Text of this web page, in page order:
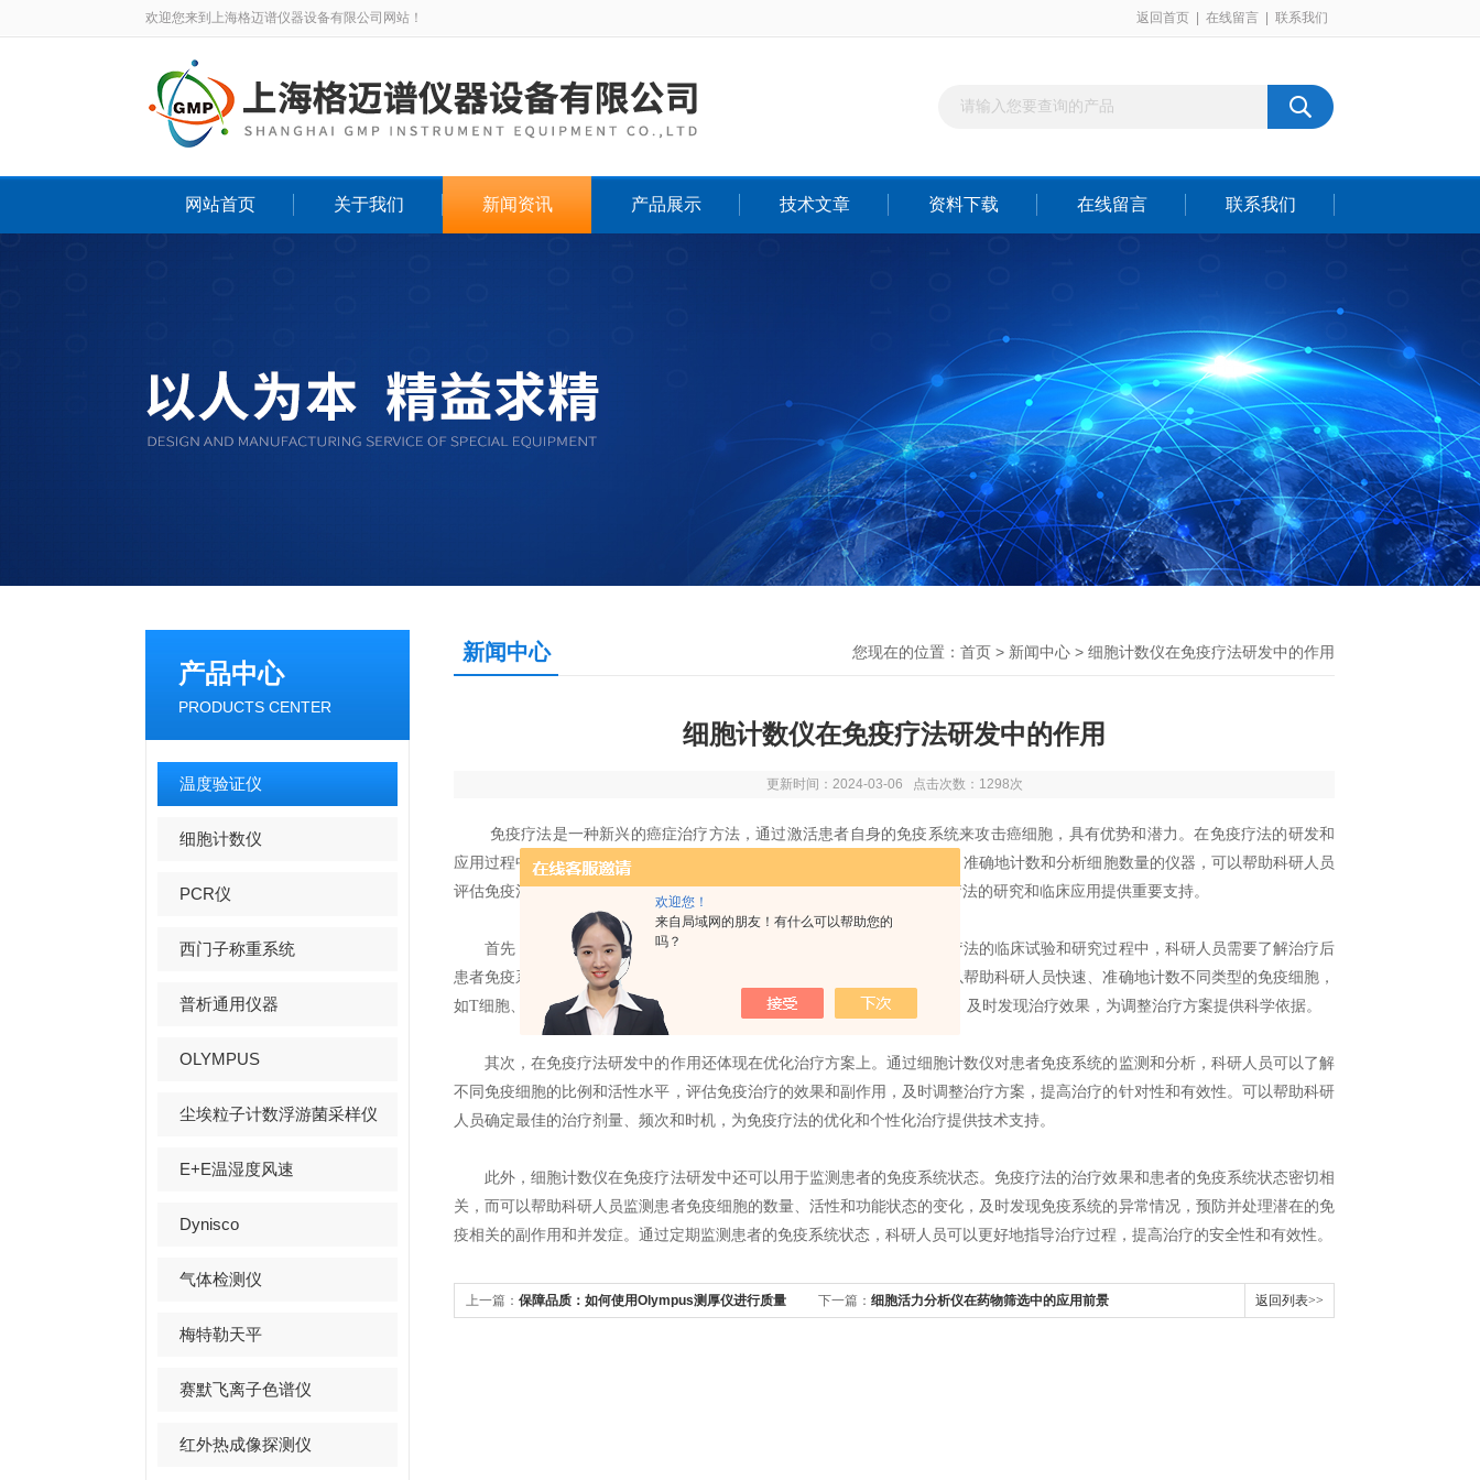
欢迎您！
来自局域网的朋友！有什么可以帮助您的
吗？
欢迎您来到上海格迈谱仪器设备有限公司网站！ 返回首页 在线留言 联系我们
网站首页 关于我们 新闻资讯 产品展示 技术文章 资料下载 在线留言 联系我们
产品中心
PRODUCTS CENTER
温度验证仪
细胞计数仪
PCR仪
西门子称重系统
普析通用仪器
OLYMPUS
尘埃粒子计数浮游菌采样仪
E+E温湿度风速
Dynisco
气体检测仪
梅特勒天平
赛默飞离子色谱仪
红外热成像探测仪
新闻中心 您现在的位置： 首页 > 新闻中心 > 细胞计数仪在免疫疗法研发中的作用
细胞计数仪在免疫疗法研发中的作用
更新时间：2024-03-06 点击次数：1298次
免疫疗法是一种新兴的癌症治疗方法，通过激活患者自身的免疫系统来攻击癌细胞，具有优势和潜力。在免疫疗法的研发和
应用过程中，细胞计数仪发挥着重要的作用。
是一种用于快速、准确地计数和分析细胞数量的仪器，可以帮助科研人员
评估免疫治疗的效果、优化治疗方案、监测患者免疫系统的状态，为免疫疗法的研究和临床应用提供重要支持。
首先，在免疫疗法研发中的作用体现在评估治疗效果上。在进行免疫疗法的临床试验和研究过程中，科研人员需要了解治疗后
患者免疫系统的变化情况，包括免疫细胞的数量、活性和功能状态等。可以帮助科研人员快速、准确地计数不同类型的免疫细胞，
如T细胞、B细胞、自然杀伤细胞等，评估免疫治疗对患者免疫系统的影响，及时发现治疗效果，为调整治疗方案提供科学依据。
其次，在免疫疗法研发中的作用还体现在优化治疗方案上。通过细胞计数仪对患者免疫系统的监测和分析，科研人员可以了解
不同免疫细胞的比例和活性水平，评估免疫治疗的效果和副作用，及时调整治疗方案，提高治疗的针对性和有效性。可以帮助科研
人员确定最佳的治疗剂量、频次和时机，为免疫疗法的优化和个性化治疗提供技术支持。
此外，细胞计数仪在免疫疗法研发中还可以用于监测患者的免疫系统状态。免疫疗法的治疗效果和患者的免疫系统状态密切相
关，而可以帮助科研人员监测患者免疫细胞的数量、活性和功能状态的变化，及时发现免疫系统的异常情况，预防并处理潜在的免
疫相关的副作用和并发症。通过定期监测患者的免疫系统状态，科研人员可以更好地指导治疗过程，提高治疗的安全性和有效性。
上一篇： 保障品质：如何使用Olympus测厚仪进行质量 下一篇： 细胞活力分析仪在药物筛选中的应用前景 返回列表>>